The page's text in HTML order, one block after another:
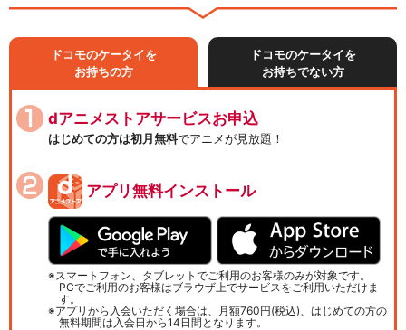
ドコモのケータイを
お持ちの方
ドコモのケータイを
お持ちでない方
dアニメストアサービスお申込
はじめての方は初月無料でアニメが見放題！
アプリ無料インストール
スマートフォン、タブレットでご利用のお客様のみが対象です。
PCでご利用のお客様はブラウザ上でサービスをご利用いただけま
す。
アプリから入会いただく場合は、月額760円(税込)、はじめての方の
無料期間は入会日から14日間となります。